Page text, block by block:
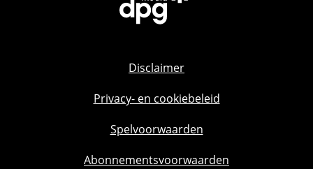
Disclaimer
Privacy- en cookiebeleid
Spelvoorwaarden
Abonnementsvoorwaarden